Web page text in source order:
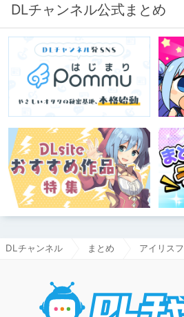
DLチャンネル公式まとめ
DLチャンネル まとめ アイリス